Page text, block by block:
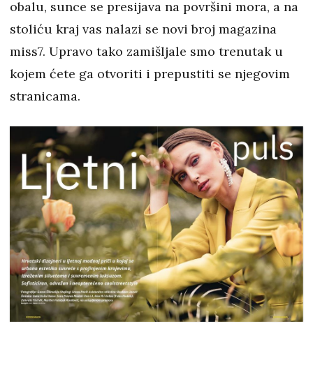
obalu, sunce se presijava na površini mora, a na
stoliću kraj vas nalazi se novi broj magazina
miss7. Upravo tako zamišljale smo trenutak u
kojem ćete ga otvoriti i prepustiti se njegovim
stranicama.